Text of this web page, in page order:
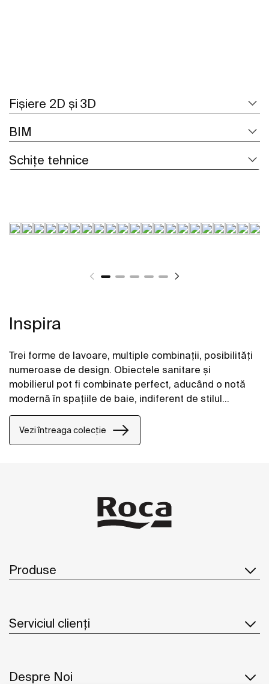
Fișiere 2D și 3D
BIM
Schițe tehnice
Inspira
Trei forme de lavoare, multiple combinații, posibilități
numeroase de design. Obiectele sanitare și
mobilierul pot fi combinate perfect, aducând o notă
modernă în spațiile de baie, indiferent de stilul
acestora.
Vezi întreaga colecție
Produse
Serviciul clienți
Despre Noi